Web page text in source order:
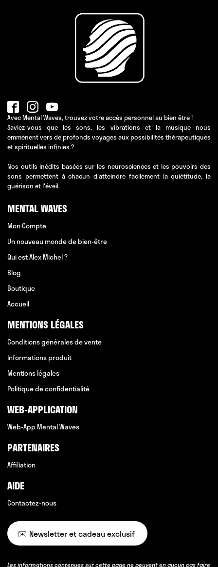
Avec Mental Waves, trouvez votre accès personnel au bien être !
Saviez-vous que les sons, les vibrations et la musique nous
emmènent vers de profonds voyages aux possibilités thérapeutiques
et spirituelles infinies ?
Nos outils inédits basées sur les neurosciences et les pouvoirs des
sons permettent à chacun d'atteindre facilement la quiétitude, la
guérison et l'éveil.
MENTAL WAVES
Mon Compte
Un nouveau monde de bien-être
Qui est Alex Michel ?
Blog
Boutique
Accueil
MENTIONS LÉGALES
Conditions générales de vente
Informations produit
Mentions légales
Politique de confidentialité
WEB-APPLICATION
Web-App Mental Waves
PARTENAIRES
Affiliation
AIDE
Contactez-nous
✉️ Newsletter et cadeau exclusif
Les informations contenues sur cette page ne peuvent en aucun cas faire